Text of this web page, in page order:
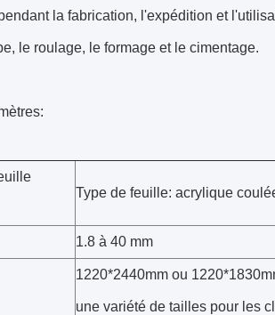
la fabrication, l'expédition et
le roulage, le formage et le cimentage.
Type de feuille: acrylique
1.8 à 40 mm
1220*2440mm ou
une variété de tailles pour les